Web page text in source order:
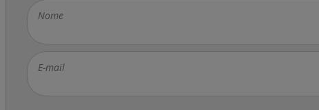
Nome
E-mail